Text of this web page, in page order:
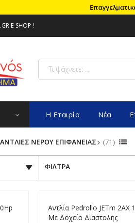
E-SHOP !
Η Εταιρία Νέα
ΑΝΤΛΙΕΣ ΝΕΡΟΥ ΕΠΙΦΑΝΕΙΑΣ (71)
ΦΙΛΤΡΑ
Aντλία Pedrollo JETm 2ΑX
Με Δοχείο Διαστολής